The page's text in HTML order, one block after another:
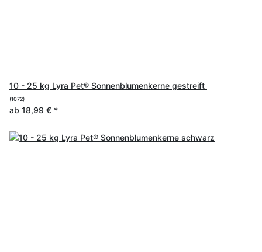
10 - 25 kg Lyra Pet® Sonnenblumenkerne gestreift
(1072)
ab 18,99 € *